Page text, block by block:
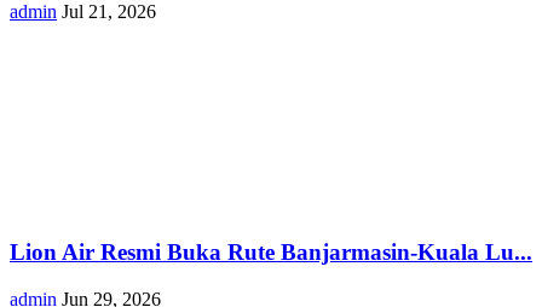
admin Jul 21, 2026
Lion Air Resmi Buka Rute Banjarmasin-Kuala Lu...
admin Jun 29, 2026